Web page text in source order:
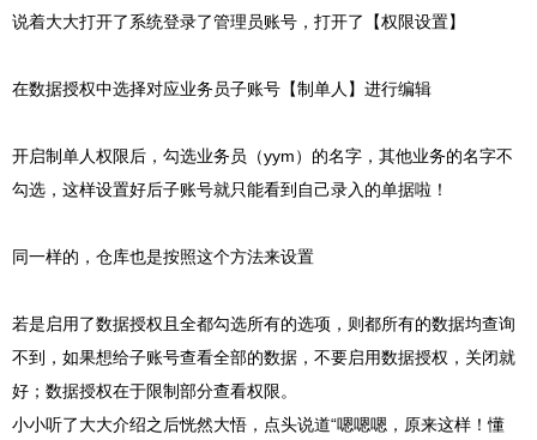
说着大大打开了系统登录了管理员账号，打开了【权限设置】
在数据授权中选择对应业务员子账号【制单人】进行编辑
开启制单人权限后，勾选业务员（yym）的名字，其他业务的名字不
勾选，这样设置好后子账号就只能看到自己录入的单据啦！
同一样的，仓库也是按照这个方法来设置
若是启用了数据授权且全都勾选所有的选项，则都所有的数据均查询
不到，如果想给子账号查看全部的数据，不要启用数据授权，关闭就
好；数据授权在于限制部分查看权限。
小小听了大大介绍之后恍然大悟，点头说道“嗯嗯嗯，原来这样！懂